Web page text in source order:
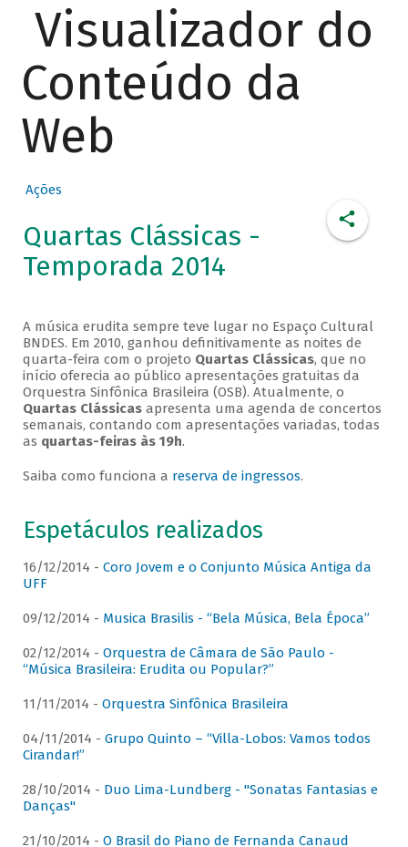
Visualizador do
Conteúdo da
Web
Ações
Quartas Clássicas -
Temporada 2014
A música erudita sempre teve lugar no Espaço Cultural
BNDES. Em 2010, ganhou definitivamente as noites de
quarta-feira com o projeto Quartas Clássicas, que no
início oferecia ao público apresentações gratuitas da
Orquestra Sinfônica Brasileira (OSB). Atualmente, o
Quartas Clássicasapresenta uma agenda de concertos
semanais, contando com apresentações variadas, todas
as quartas-feiras às 19h.
Saiba como funciona a reserva de ingressos.
Espetáculos realizados
16/12/2014 - Coro Jovem e o Conjunto Música Antiga da
UFF
09/12/2014 - Musica Brasilis - “Bela Música, Bela Época”
02/12/2014 - Orquestra de Câmara de São Paulo -
“Música Brasileira: Erudita ou Popular?”
11/11/2014 - Orquestra Sinfônica Brasileira
04/11/2014 - Grupo Quinto – “Villa-Lobos: Vamos todos
Cirandar!”
28/10/2014 - Duo Lima-Lundberg - "Sonatas Fantasias e
Danças"
21/10/2014 - O Brasil do Piano de Fernanda Canaud